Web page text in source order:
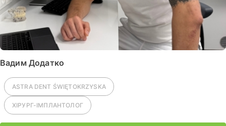
Вадим Додатко
ASTRA DENT ŚWIĘTOKRZYSKA
ХІРУРГ-ІМПЛАНТОЛОГ